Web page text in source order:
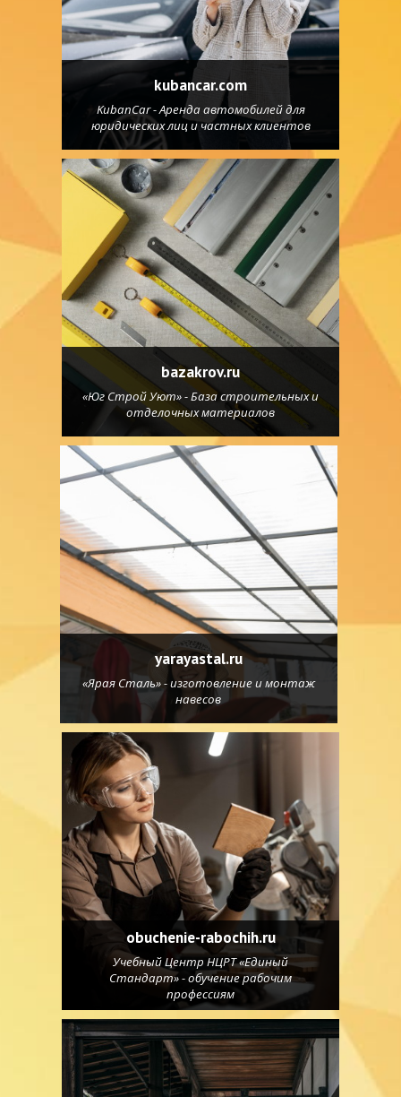
kubancar.com
KubanCar - Аренда автомобилей для
юридических лиц и частных клиентов
bazakrov.ru
«Юг Строй Уют» - База строительных и
отделочных материалов
yarayastal.ru
«Ярая Сталь» - изготовление и монтаж
навесов
obuchenie-rabochih.ru
Учебный Центр НЦРТ «Единый
Стандарт» - обучение рабочим
профессиям